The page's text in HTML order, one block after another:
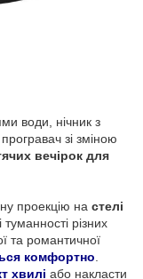
води, нічник з
зі зміною
вечірок для
проекцію на стелі
туманності різних
та романтичної
комфортно
хвилі або накласти